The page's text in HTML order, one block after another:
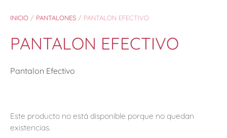
INICIO / PANTALONES / PANTALON EFECTIVO
PANTALON EFECTIVO
Pantalon Efectivo
Este producto no está disponible porque no quedan
existencias.